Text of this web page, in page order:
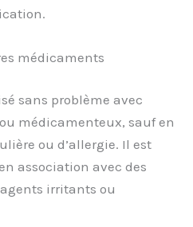
médicaments
sans problème avec
médicamenteux, sauf en
ou d’allergie. Il est
association avec des
irritants ou